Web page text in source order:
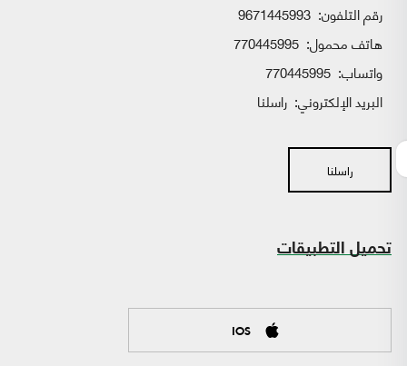
رقم التلفون: 9671445993
هاتف محمول: 770445995
واتساب:
البريد الإلكتروني: راسلنا
راسلنا
تحميل التطبيقات
IOS